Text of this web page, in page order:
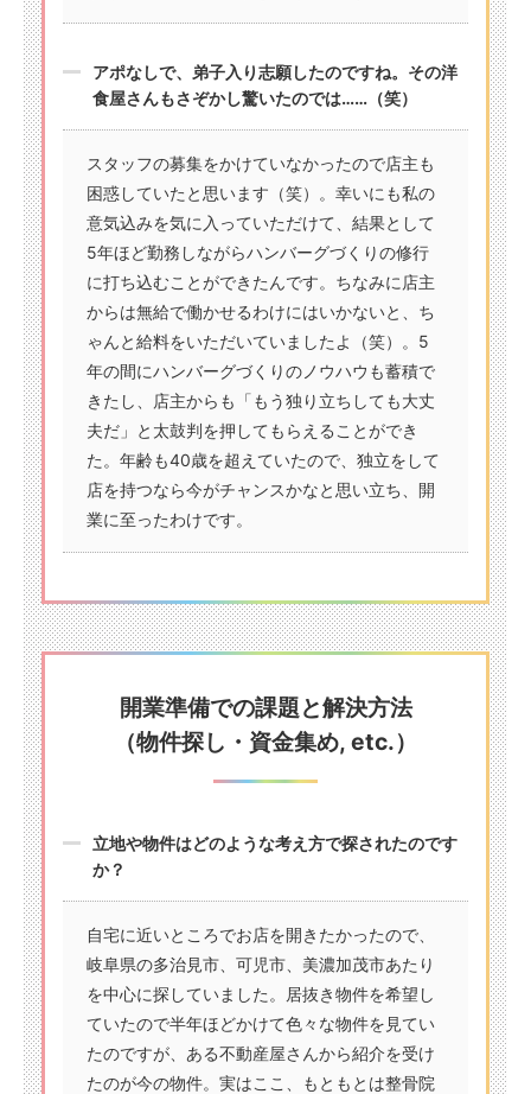
アポなしで、弟子入り志願したのですね。その洋
食屋さんもさぞかし驚いたのでは……（笑）
スタッフの募集をかけていなかったので店主も
困惑していたと思います（笑）。幸いにも私の
意気込みを気に入っていただけて、結果として
5年ほど勤務しながらハンバーグづくりの修行
に打ち込むことができたんです。ちなみに店主
からは無給で働かせるわけにはいかないと、ち
ゃんと給料をいただいていましたよ（笑）。5
年の間にハンバーグづくりのノウハウも蓄積で
きたし、店主からも「もう独り立ちしても大丈
夫だ」と太鼓判を押してもらえることができ
た。年齢も40歳を超えていたので、独立をして
店を持つなら今がチャンスかなと思い立ち、開
業に至ったわけです。
開業準備での課題と解決方法
（物件探し・資金集め, etc.）
立地や物件はどのような考え方で探されたのです
か？
自宅に近いところでお店を開きたかったので、
岐阜県の多治見市、可児市、美濃加茂市あたり
を中心に探していました。居抜き物件を希望し
ていたので半年ほどかけて色々な物件を見てい
たのですが、ある不動産屋さんから紹介を受け
たのが今の物件。実はここ、もともとは整骨院